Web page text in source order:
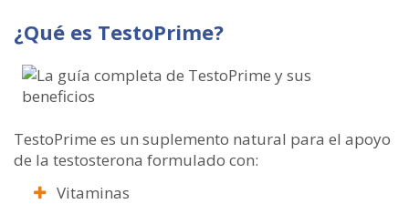
¿Qué es TestoPrime?
TestoPrime es un suplemento natural para el apoyo
de la testosterona formulado con:
Vitaminas